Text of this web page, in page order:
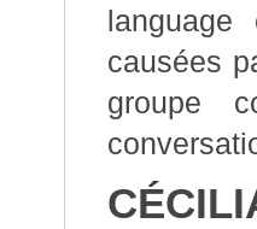
causées
groupe